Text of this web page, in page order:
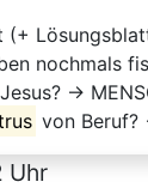
nochmals
→
von Beruf?
Uhr